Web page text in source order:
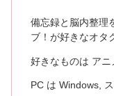
備忘録と脳内整理
ブ！が好きなオタ
好きなものは アニ
PC は Windows,